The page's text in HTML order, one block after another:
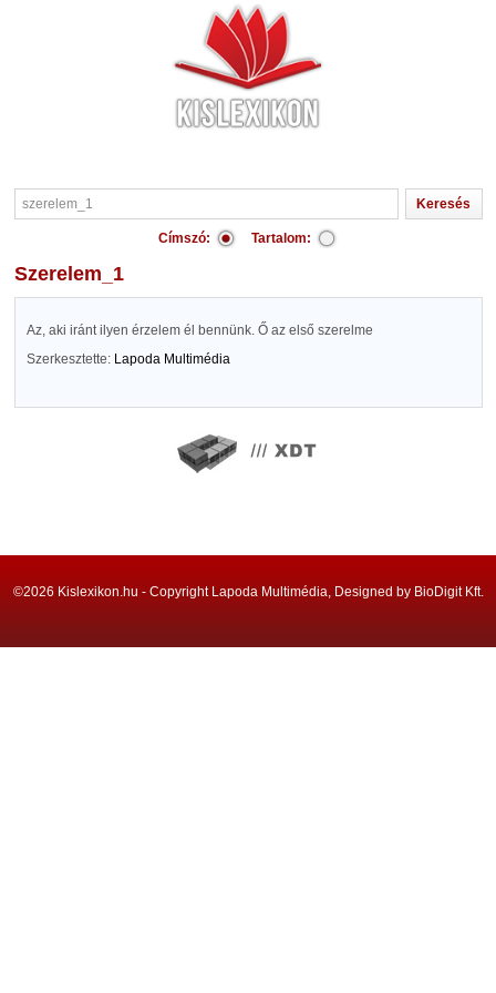
Címszó: Tartalom:
szerelem_1
Az, aki iránt ilyen érzelem él bennünk. Ő az első szerelme
Szerkesztette: Lapoda Multimédia
©2026 Kislexikon.hu - Copyright Lapoda Multimédia, Designed by BioDigit Kft.